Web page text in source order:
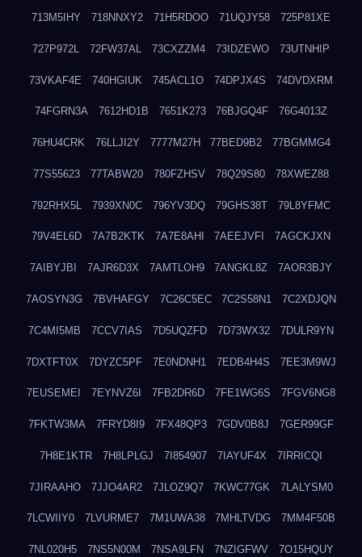
713M5IHY 718NNXY2 71H5RDOO 71UQJY58 725P81XE
727P972L 72FW37AL 73CXZZM4 73IDZEWO 73UTNHIP
73VKAF4E 740HGIUK 745ACL1O 74DPJX4S 74DVDXRM
74FGRN3A 7612HD1B 7651K273 76BJGQ4F 76G4013Z
76HU4CRK 76LLJI2Y 7777M27H 77BED9B2 77BGMMG4
77S55623 77TABW20 780FZHSV 78Q29S80 78XWEZ88
792RHX5L 7939XN0C 796YV3DQ 79GHS38T 79L8YFMC
79V4EL6D 7A7B2KTK 7A7E8AHI 7AEEJVFI 7AGCKJXN
7AIBYJBI 7AJR6D3X 7AMTLOH9 7ANGKL8Z 7AOR3BJY
7AOSYN3G 7BVHAFGY 7C26C5EC 7C2S58N1 7C2XDJQN
7C4MI5MB 7CCV7IAS 7D5UQZFD 7D73WX32 7DULR9YN
7DXTFT0X 7DYZC5PF 7E0NDNH1 7EDB4H4S 7EE3M9WJ
7EUSEMEI 7EYNVZ6I 7FB2DR6D 7FE1WG6S 7FGV6NG8
7FKTW3MA 7FRYD8I9 7FX48QP3 7GDV0B8J 7GER99GF
7H8E1KTR 7H8LPLGJ 7I854907 7IAYUF4X 7IRRICQI
7JIRAAHO 7JJO4AR2 7JLOZ9Q7 7KWC77GK 7LALYSM0
7LCWIIY0 7LVURME7 7M1UWA38 7MHLTVDG 7MM4F50B
7NL020H5 7NS5N00M 7NSA9LFN 7NZIGFWV 7O15HQUY